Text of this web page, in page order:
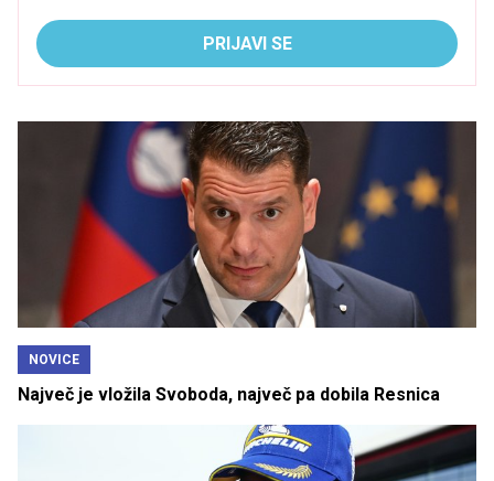
PRIJAVI SE
NOVICE
Največ je vložila Svoboda, največ pa dobila Resnica